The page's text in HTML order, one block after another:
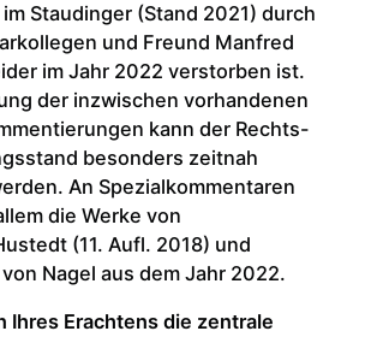
Staudinger (Stand 2021) durch
und Freund Manfred
im Jahr 2022 verstorben ist.
der inzwischen vorhandenen
kann der Rechts-
besonders zeitnah
An Spezialkommentaren
die Werke von
(11. Aufl. 2018) und
Nagel aus dem Jahr 2022.
Ihres Erachtens die zentrale